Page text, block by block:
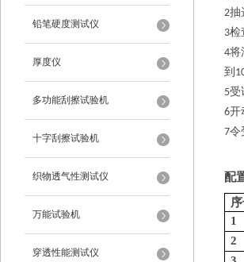
铅笔硬度测试仪
厚度仪
多功能刮擦试验机
十字刮擦试验机
织物透气性测试仪
万能试验机
穿透性能测试仪
2抽
3检
4将
到
5受
6开
7令
配
1
2